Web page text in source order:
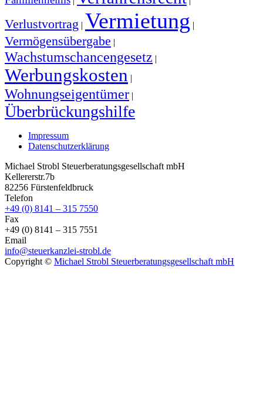
Verlustvortrag | Vermietung |
Vermögensübergabe |
Wachstumschancengesetz |
Werbungskosten |
Wohnungseigentümer |
Überbrückungshilfe
Impressum
Datenschutzerklärung
Michael Strobl Steuerberatungsgesellschaft mbH
Kellererstr.7b
82256 Fürstenfeldbruck
Telefon
+49 (0) 8141 – 315 7550
Fax
+49 (0) 8141 – 315 7551
Email
info@steuerkanzlei-strobl.de
Copyright © Michael Strobl Steuerberatungsgesellschaft mbH